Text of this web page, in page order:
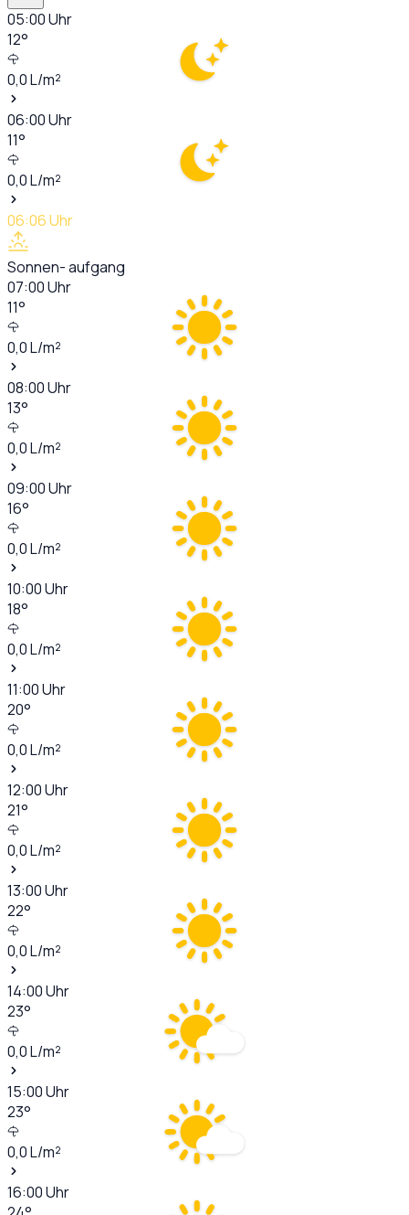
05:00Uhr
12°
0,0L/m²
06:00Uhr
11°
0,0L/m²
06:06Uhr
Sonnen- aufgang
07:00Uhr
11°
0,0L/m²
08:00Uhr
13°
0,0L/m²
09:00Uhr
16°
0,0L/m²
10:00Uhr
18°
0,0L/m²
11:00Uhr
20°
0,0L/m²
12:00Uhr
21°
0,0L/m²
13:00Uhr
22°
0,0L/m²
14:00Uhr
23°
0,0L/m²
15:00Uhr
23°
0,0L/m²
16:00Uhr